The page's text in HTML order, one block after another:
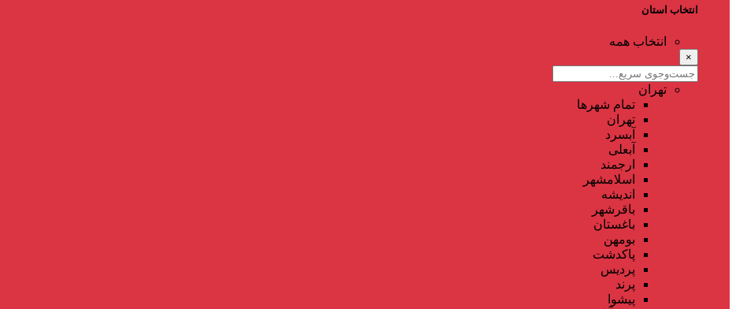
انتخاب استان
انتخاب همه
×
تهران
تمام شهر‌ها
تهران
آبسرد
آبعلی
ارجمند
اسلامشهر
اندیشه
باقرشهر
باغستان
بومهن
پاکدشت
پردیس
پرند
پیشوا